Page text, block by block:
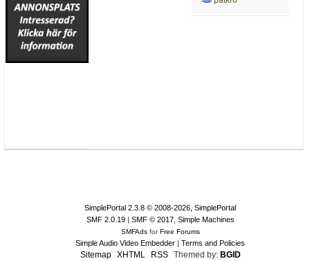
SimplePortal 2.3.8 © 2008-2026, SimplePortal
SMF 2.0.19| SMF © 2017, Simple Machines
SMFAdsforFree Forums
Simple Audio Video Embedder | Terms and Policies
Sitemap XHTML RSS Themed by: BGID